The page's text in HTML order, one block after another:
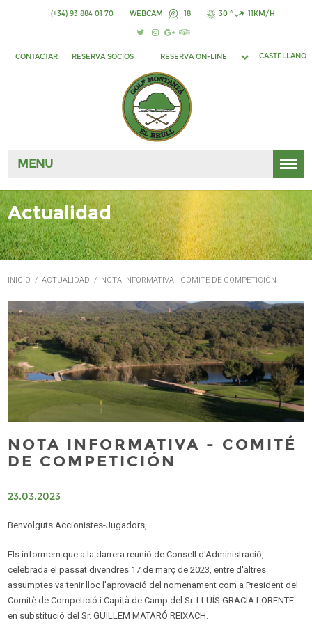
(+34) 93 884 01 70 WEBCAM 18 30 ° 11KM/H
CONTACTAR RESERVA SOCIOS RESERVA ON-LINE CASTELLANO
MENU
Actualidad
INICIO / ACTUALIDAD / NOTA INFORMATIVA - COMITÉ DE COMPETICIÓN
NOTA INFORMATIVA - COMITÉ
DE COMPETICIÓN
23.03.2023
Benvolguts Accionistes-Jugadors,
Els informem que a la darrera reunió de Consell d'Administració,
celebrada el passat divendres 17 de març de 2023, entre d'altres
assumptes va tenir lloc l'aprovació del nomenament com a President del
Comitè de Competició i Capità de Camp del Sr. LLUÍS GRACIA LORENTE
en substitució del Sr. GUILLEM MATARÓ REIXACH.